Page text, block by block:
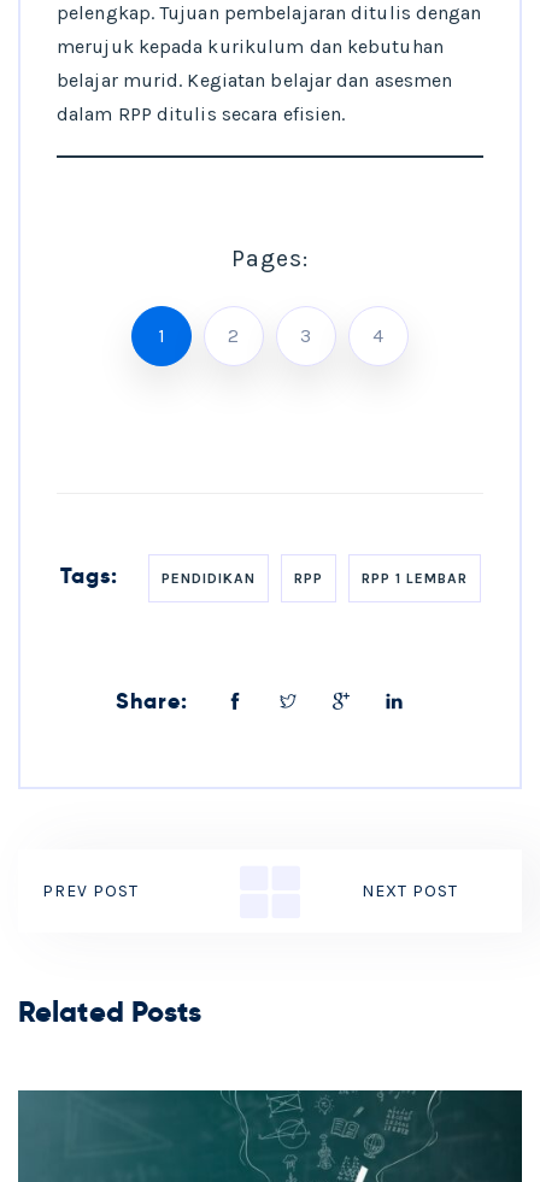
pelengkap. Tujuan pembelajaran ditulis dengan
merujuk kepada kurikulum dan kebutuhan
belajar murid. Kegiatan belajar dan asesmen
dalam RPP ditulis secara efisien.
Pages:
1 2 3 4
Tags: PENDIDIKAN RPP RPP 1 LEMBAR
Share:
PREV POST NEXT POST
Related Posts